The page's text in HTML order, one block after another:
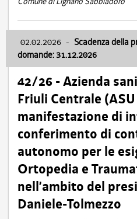
02.02.2026 - Scadenza della
domande: 31.12.2026
42/26 - Azienda
Friuli Centrale
manifestazione di
conferimento di
autonomo per le
Ortopedia e
nell’ambito del
Daniele-Tolmezzo